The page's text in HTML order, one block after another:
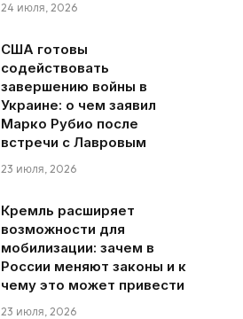
24 июля, 2026
США готовы
содействовать
завершению войны в
Украине: о чем заявил
Марко Рубио после
встречи с Лавровым
23 июля, 2026
Кремль расширяет
возможности для
мобилизации: зачем в
России меняют законы и к
чему это может привести
23 июля, 2026